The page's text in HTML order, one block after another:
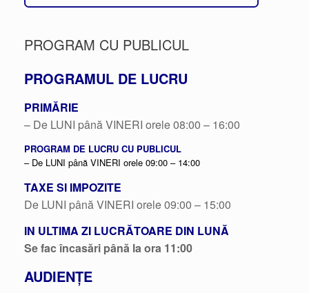
PROGRAM CU PUBLICUL
PROGRAMUL DE LUCRU
PRIMĂRIE
– De LUNI până VINERI orele 08:00 – 16:00
PROGRAM DE LUCRU CU PUBLICUL
– De LUNI până VINERI orele 09:00 – 14:00
TAXE SI IMPOZITE
De LUNI până VINERI orele 09:00 – 15:00
IN ULTIMA ZI LUCRĂTOARE DIN LUNĂ
Se fac încasări până la ora 11:00
AUDIENȚE